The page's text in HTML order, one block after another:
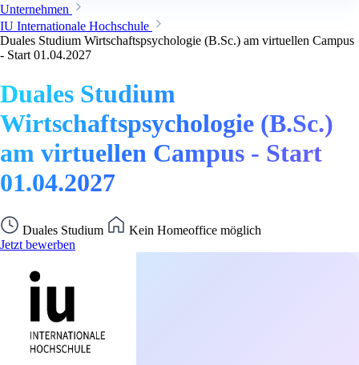
Unternehmen
IU Internationale Hochschule
Duales Studium Wirtschaftspsychologie (B.Sc.) am virtuellen Campus
- Start 01.04.2027
Duales Studium
Wirtschaftspsychologie (B.Sc.)
am virtuellen Campus - Start
01.04.2027
Duales Studium
Kein Homeoffice möglich
Jetzt bewerben